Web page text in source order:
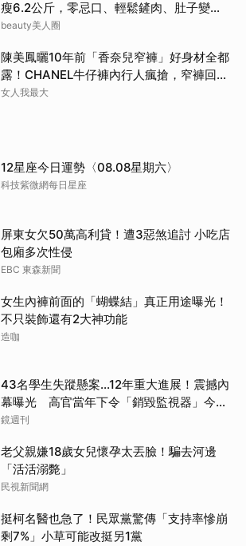
瘦6.2公斤，零忌口、輕鬆鏟肉、肚子變
小！
beauty美人圈
陳美鳳曬10年前「香奈兒窄褲」好身材全都
露！CHANEL牛仔褲內行人瘋搶，窄褲回歸
必看這幾條
女人我最大
12星座今日運勢〈08.08星期六〉
科技紫微網每日星座
屏東女欠50萬高利貸！遭3惡煞追討 小吃店
包廂多次性侵
EBC 東森新聞
女生內褲前面的「蝴蝶結」真正用途曝光！
不只裝飾還有2大神功能
造咖
43名學生失蹤懸案...12年重大進展！震撼內
幕曝光 高官當年下令「銷毀監視器」今遭
逮
鏡週刊
老父親嫌18歲女兒懷孕太丟臉！騙去河邊
「活活溺斃」
民視新聞網
挺柯名醫也急了！民眾黨驚傳「支持率慘崩
剩7%」小草可能改挺另1黨